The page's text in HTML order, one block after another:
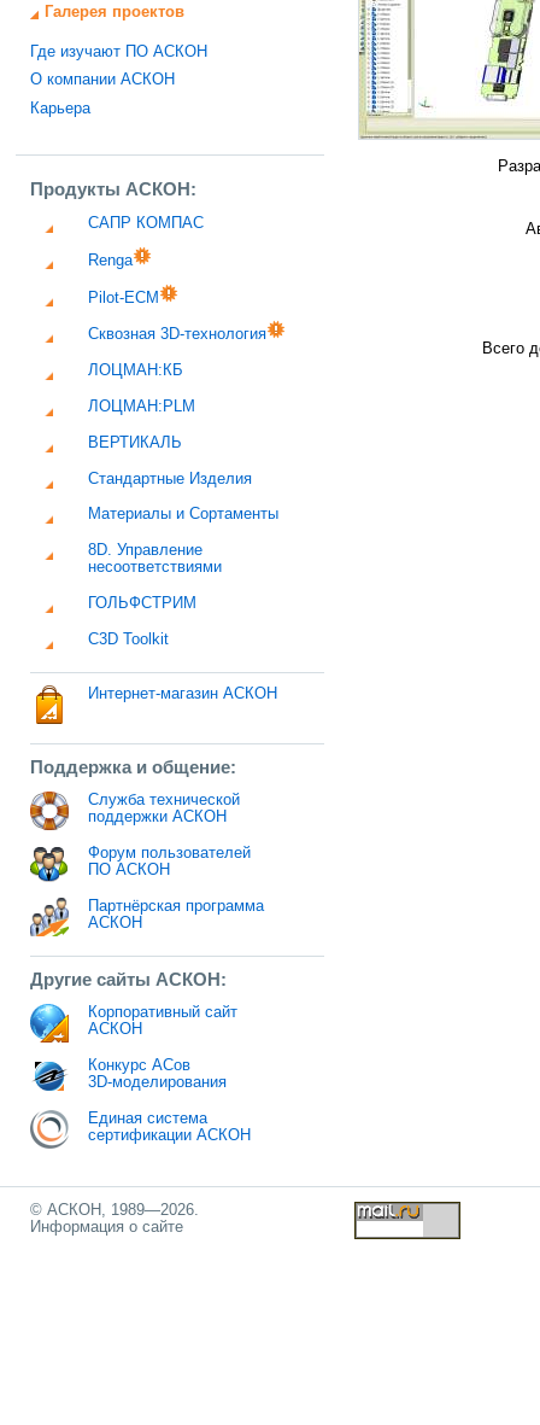
Галерея проектов
Где изучают ПО АСКОН
О компании АСКОН
Карьера
Продукты АСКОН:
САПР КОМПАС
Renga
Pilot-ECM
Сквозная 3D-технология
ЛОЦМАН:КБ
ЛОЦМАН:PLM
ВЕРТИКАЛЬ
Стандартные Изделия
Материалы и Сортаменты
8D. Управление
несоответствиями
ГОЛЬФСТРИМ
C3D Toolkit
Интернет-магазин АСКОН
Поддержка и общение:
Служба технической
поддержки АСКОН
Форум пользователей
ПО АСКОН
Партнёрская программа
АСКОН
Другие сайты АСКОН:
Корпоративный сайт
АСКОН
Конкурс АСов
3D-моделирования
Единая система
сертификации АСКОН
Всего
© АСКОН, 1989—2026.
Информация о сайте